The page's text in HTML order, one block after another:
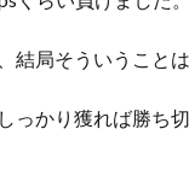
結局そういうこと
っかり獲れば勝ち